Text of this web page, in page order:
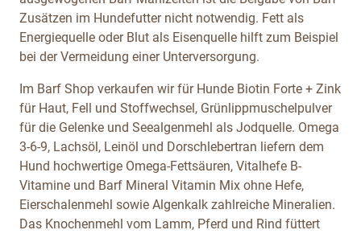
Zusätzen im Hundefutter nicht notwendig. Fett als
Energiequelle oder Blut als Eisenquelle hilft zum Beispiel
bei der Vermeidung einer Unterversorgung.
Im Barf Shop verkaufen wir für Hunde Biotin Forte + Zink
für Haut, Fell und Stoffwechsel, Grünlippmuschelpulver
für die Gelenke und Seealgenmehl als Jodquelle. Omega
3-6-9, Lachsöl, Leinöl und Dorschlebertran liefern dem
Hund hochwertige Omega-Fettsäuren, Vitalhefe B-
Vitamine und Barf Mineral Vitamin Mix ohne Hefe,
Eierschalenmehl sowie Algenkalk zahlreiche Mineralien.
Das Knochenmehl vom Lamm, Pferd und Rind füttert